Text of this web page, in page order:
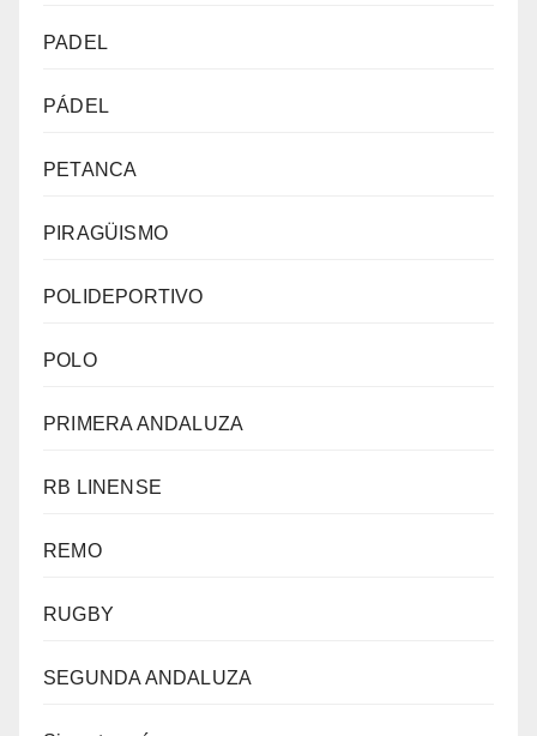
PADEL
PÁDEL
PETANCA
PIRAGÜISMO
POLIDEPORTIVO
POLO
PRIMERA ANDALUZA
RB LINENSE
REMO
RUGBY
SEGUNDA ANDALUZA